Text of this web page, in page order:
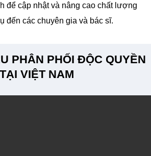
để cập nhật và nâng cao chất lượng
đến các chuyên gia và bác sĩ.
PHÂN PHỐI ĐỘC QUYỀN
TẠI VIỆT NAM